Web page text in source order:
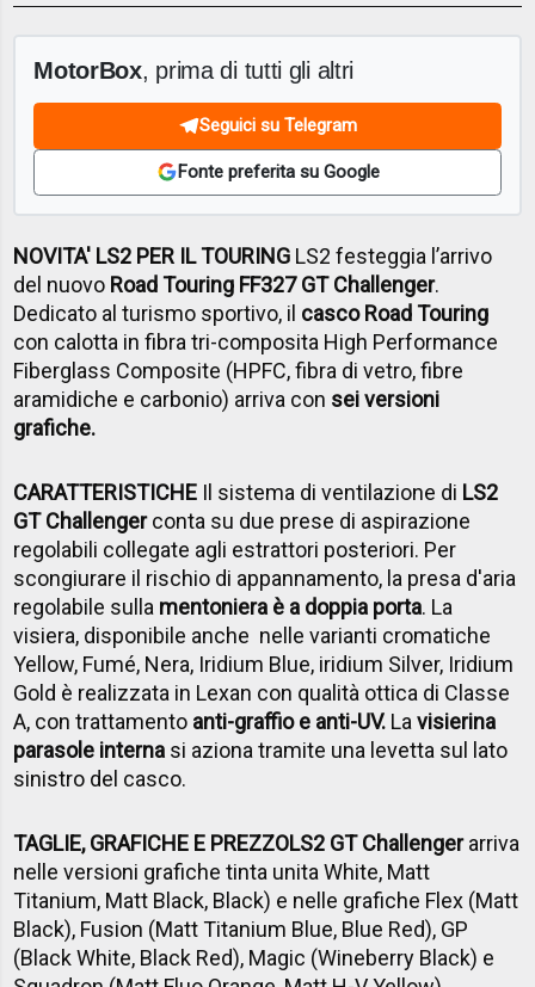
MotorBox, prima di tutti gli altri
Seguici su Telegram
Fonte preferita su Google
NOVITA' LS2 PER IL TOURING LS2 festeggia l’arrivo
del nuovo Road Touring FF327 GT Challenger.
Dedicato al turismo sportivo, il casco Road Touring
con calotta in fibra tri-composita High Performance
Fiberglass Composite (HPFC, fibra di vetro, fibre
aramidiche e carbonio) arriva con sei versioni
grafiche.
CARATTERISTICHE Il sistema di ventilazione di LS2
GT Challengerconta su due prese di aspirazione
regolabili collegate agli estrattori posteriori. Per
scongiurare il rischio di appannamento, la presa d'aria
regolabile sulla mentoniera è a doppia porta. La
visiera, disponibile anche nelle varianti cromatiche
Yellow, Fumé, Nera, Iridium Blue, iridium Silver, Iridium
Gold è realizzata in Lexan con qualità ottica di Classe
A, con trattamento anti-graffio e anti-UV. Lavisierina
parasole interna si aziona tramite una levetta sul lato
sinistro del casco.
TAGLIE, GRAFICHE E PREZZOLS2 GT Challengerarriva
nelle versioni grafiche tinta unita White, Matt
Titanium, Matt Black, Black) e nelle grafiche Flex (Matt
Black), Fusion (Matt Titanium Blue, Blue Red), GP
(Black White, Black Red), Magic (Wineberry Black) e